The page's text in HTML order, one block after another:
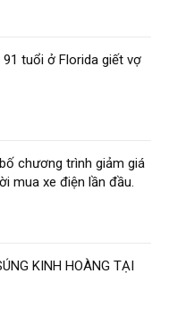
tuổi ở Florida giết vợ
chương trình giảm giá
mua xe điện lần đầu.
KINH HOÀNG TẠI